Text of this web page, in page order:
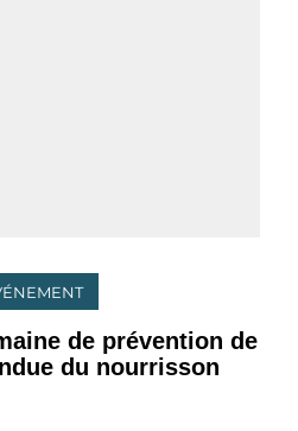
de prévention de
du nourrisson